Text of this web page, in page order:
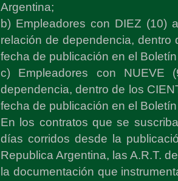
Argentina;
b) Empleadores con DIEZ (10)
relación de dependencia, dentro
fecha de publicación en el
c) Empleadores con NUEVE
dependencia, dentro de los
fecha de publicación en el
En los contratos que se
días corridos desde la
Republica Argentina, las A.R.T.
la documentación que